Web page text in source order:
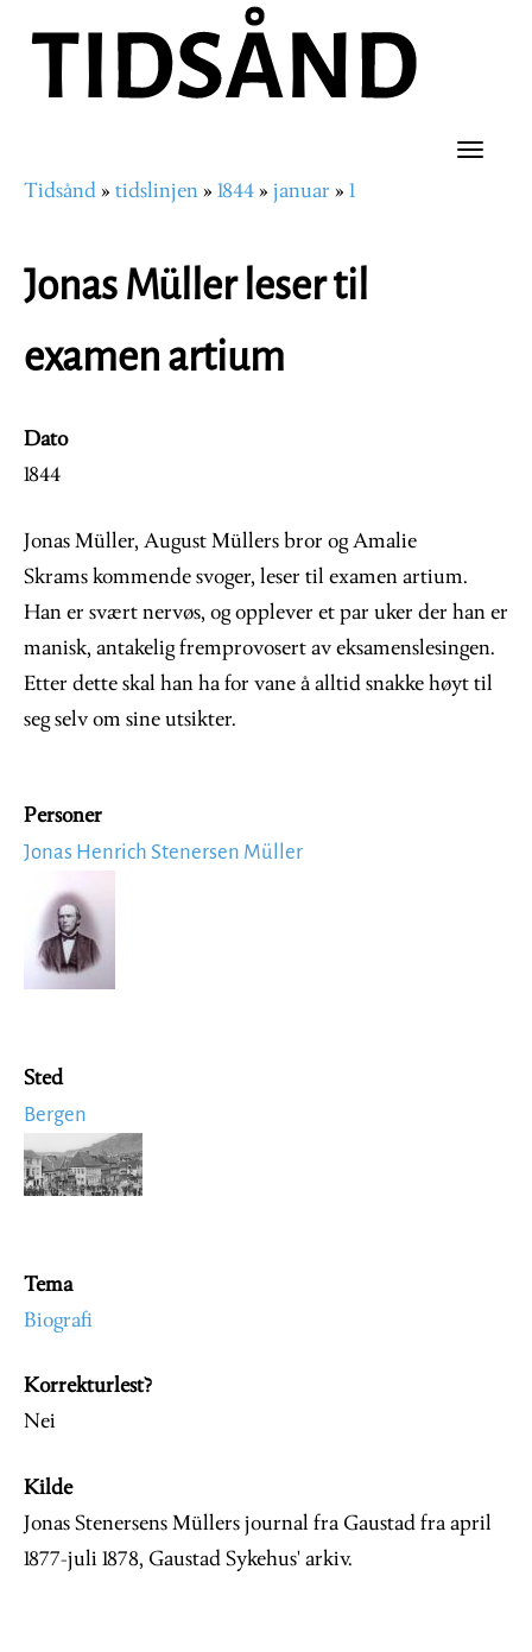
hovedinnhold
Toggle
Navigasjonssti
Tidsånd tidslinjen 1844 januar 1
Jonas Müller leser til
examen artium
Dato
1844
Jonas Müller, August Müllers bror og Amalie
Skrams kommende svoger, leser til examen artium.
Han er svært nervøs, og opplever et par uker der han er
manisk, antakelig fremprovosert av eksamenslesingen.
Etter dette skal han ha for vane å alltid snakke høyt til
seg selv om sine utsikter.
Personer
Jonas Henrich Stenersen Müller
Image
Sted
Bergen
Image
Tema
Biografi
Korrekturlest?
Nei
Kilde
Jonas Stenersens Müllers journal fra Gaustad fra april
1877-juli 1878, Gaustad Sykehus' arkiv.